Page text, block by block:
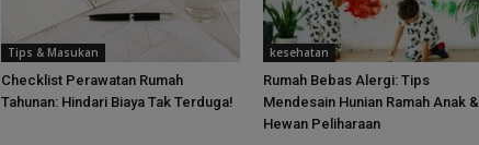
Tips & Masukan
Checklist Perawatan Rumah
Tahunan: Hindari Biaya Tak Terduga!
kesehatan
Rumah Bebas Alergi: Tips
Mendesain Hunian Ramah Anak &
Hewan Peliharaan